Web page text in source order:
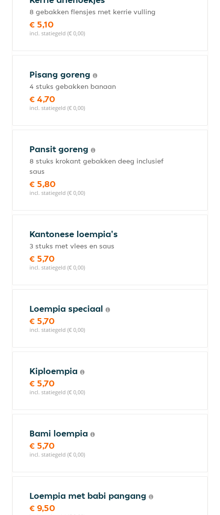
8 gebakken flensjes met kerrie vulling
€ 5,10
incl. statiegeld (€ 0,00)
Pisang goreng
4 stuks gebakken banaan
€ 4,70
incl. statiegeld (€ 0,00)
Pansit goreng
8 stuks krokant gebakken deeg inclusief
saus
€ 5,80
incl. statiegeld (€ 0,00)
Kantonese loempia's
3 stuks met vlees en saus
€ 5,70
incl. statiegeld (€ 0,00)
Loempia speciaal
€ 5,70
incl. statiegeld (€ 0,00)
Kiploempia
€ 5,70
incl. statiegeld (€ 0,00)
Bami loempia
€ 5,70
incl. statiegeld (€ 0,00)
Loempia met babi pangang
€ 9,50